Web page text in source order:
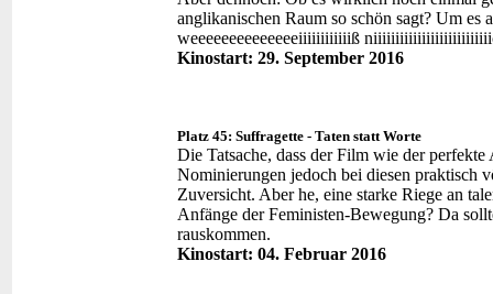
anglikanischen Raum so schön sagt? Um
weeeeeeeeeeeeeeiiiiiiiiiiiiß
Kinostart: 29. September 2016
Platz 45: Suffragette - Taten statt Worte
Die Tatsache, dass der Film wie der
Nominierungen jedoch bei diesen praktisch
Zuversicht. Aber he, eine starke Riege an
Anfänge der Feministen-Bewegung? Da
rauskommen.
Kinostart: 04. Februar 2016